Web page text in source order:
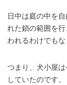
日中は庭の中を
れた鎖の範囲を
われるわけでも
つまり、犬小屋
していたのです。